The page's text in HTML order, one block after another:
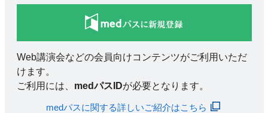
Web講演会などの会員向けコンテンツがご利用いただ
けます。
ご利用には、 medパスIDが必要となります。
medパスに関する詳しいご紹介はこちら